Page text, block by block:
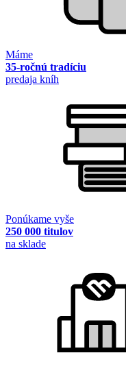
Máme
35-ročnú tradíciu
predaja kníh
Ponúkame vyše
250 000 titulov
na sklade